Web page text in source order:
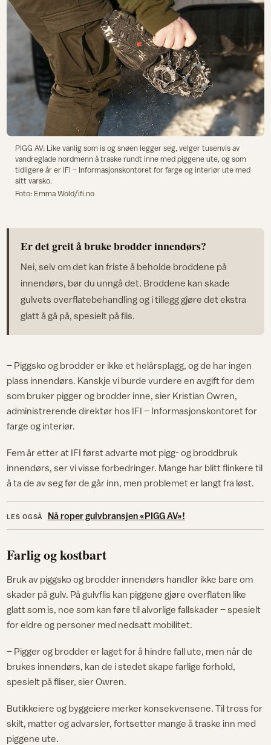
PIGG AV: Like vanlig som is og snøen legger seg, velger tusenvis av
vandreglade nordmenn å traske rundt inne med piggene ute, og som
tidligere år er IFI – Informasjonskontoret for farge og interiør ute med
sitt varsko.
Foto: Emma Wold/ifi.no
Er det greit å bruke brodder innendørs?
Nei, selv om det kan friste å beholde broddene på
innendørs, bør du unngå det. Broddene kan skade
gulvets overflatebehandling og i tillegg gjøre det ekstra
glatt å gå på, spesielt på flis.
– Piggsko og brodder er ikke et helårsplagg, og de har ingen
plass innendørs. Kanskje vi burde vurdere en avgift for dem
som bruker pigger og brodder inne, sier Kristian Owren,
administrerende direktør hos IFI – Informasjonskontoret for
farge og interiør.
Fem år etter at IFI først advarte mot pigg- og broddbruk
innendørs, ser vi visse forbedringer. Mange har blitt flinkere til
å ta de av seg før de går inn, men problemet er langt fra løst.
LES OGSÅ Nå roper gulvbransjen «PIGG AV»!
Farlig og kostbart
Bruk av piggsko og brodder innendørs handler ikke bare om
skader på gulv. På gulvflis kan piggene gjøre overflaten like
glatt som is, noe som kan føre til alvorlige fallskader – spesielt
for eldre og personer med nedsatt mobilitet.
– Pigger og brodder er laget for å hindre fall ute, men når de
brukes innendørs, kan de i stedet skape farlige forhold,
spesielt på fliser, sier Owren.
Butikkeiere og byggeiere merker konsekvensene. Til tross for
skilt, matter og advarsler, fortsetter mange å traske inn med
piggene ute.